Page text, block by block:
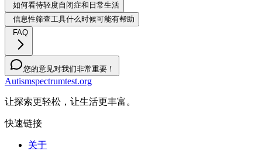
如何看待轻度自闭症和日常生活
信息性筛查工具什么时候可能有帮助
FAQ
您的意见对我们非常重要！
Autismspectrumtest.org
让探索更轻松，让生活更丰富。
快速链接
关于